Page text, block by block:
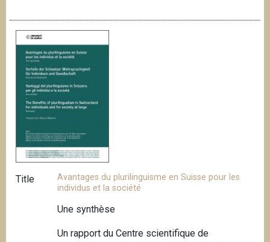
Title
Avantages du plurilinguisme en Suisse pour les
individus et la société
Une synthèse
Un rapport du Centre scientifique de